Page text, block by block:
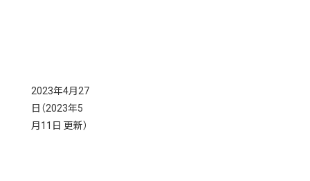
2023年4月27
日 （2023年5
月11日 更新）